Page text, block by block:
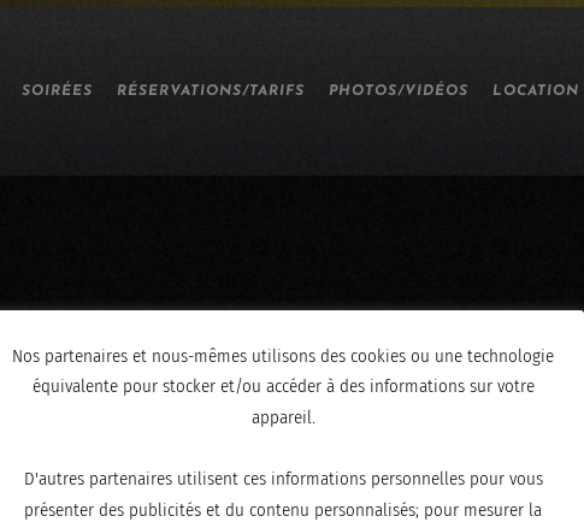
SOIRÉES RÉSERVATIONS/TARIFS PHOTOS/VIDÉOS LOCATION
Nos partenaires et nous-mêmes utilisons des cookies ou une technologie
équivalente pour stocker et/ou accéder à des informations sur votre
appareil.
D'autres partenaires utilisent ces informations personnelles pour vous
présenter des publicités et du contenu personnalisés; pour mesurer la